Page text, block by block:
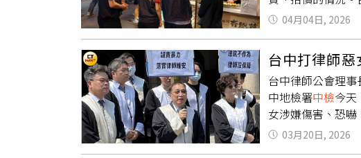
查，3日上午再次
場及傳統市場攤
國朝、檢察官康
夜市，確認是否
較為不易，但並
警戒，強化查緝
0800-007007，屆
04月04日, 2026
台中打律師
台中律師公會理
中地檢署中檢今天
女涉嫌傷害、恐
院公然打了台中
罪、第305條恐
03月20日, 2026